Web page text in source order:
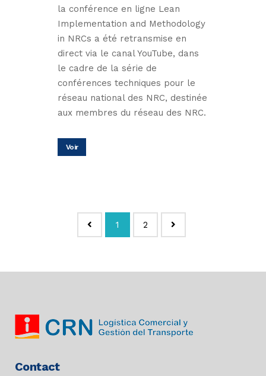
la conférence en ligne Lean
Implementation and Methodology
in NRCs a été retransmise en
direct via le canal YouTube, dans
le cadre de la série de
conférences techniques pour le
réseau national des NRC, destinée
aux membres du réseau des NRC.
Voir
1 2
Contact